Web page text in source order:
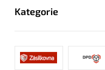
Kategorie